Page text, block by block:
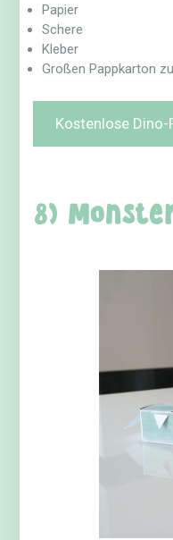
Papier
Schere
Kleber
Großen Pappkarton
Kostenlose
8)